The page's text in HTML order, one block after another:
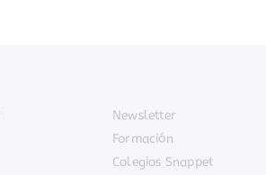
Newsletter
Formación
Colegios Snappet